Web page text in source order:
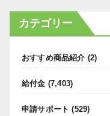
カテゴリー
おすすめ商品紹介 (2)
給付金 (7,403)
申請サポート (529)